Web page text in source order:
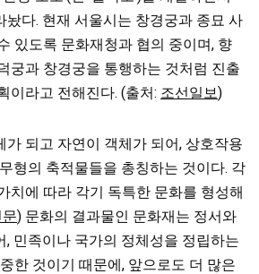
놨다. 현재 서울시는 창경궁과 종묘 사
있도록 문화재청과 협의 중이며, 향
궁과 창경궁을 통행하는 것처럼 진출
이라고 전해진다. (출처: 조선일보)
가 되고 자연이 객체가 되어, 상호작용
형의 축적물들을 총칭하는 것이다. 각
치에 따라 각기 독특한 문화를 형성해
) 문화의 결과물인 문화재는 정서와
, 민족이나 국가의 정체성을 정립하는
한 것이기 때문에, 앞으로도 더 많은